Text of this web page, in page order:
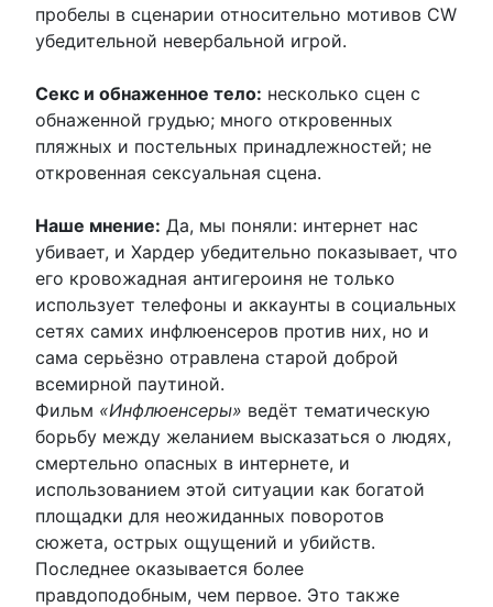
пробелы в сценарии относительно мотивов CW
убедительной невербальной игрой.
Секс и обнаженное тело: несколько сцен с
обнаженной грудью; много откровенных
пляжных и постельных принадлежностей; не
откровенная сексуальная сцена.
Наше мнение: Да, мы поняли: интернет нас
убивает, и Хардер убедительно показывает, что
его кровожадная антигероиня не только
использует телефоны и аккаунты в социальных
сетях самих инфлюенсеров против них, но и
сама серьёзно отравлена ​​старой доброй
всемирной паутиной.
Фильм «Инфлюенсеры» ведёт тематическую
борьбу между желанием высказаться о людях,
смертельно опасных в интернете, и
использованием этой ситуации как богатой
площадки для неожиданных поворотов
сюжета, острых ощущений и убийств.
Последнее оказывается более
правдоподобным, чем первое. Это также